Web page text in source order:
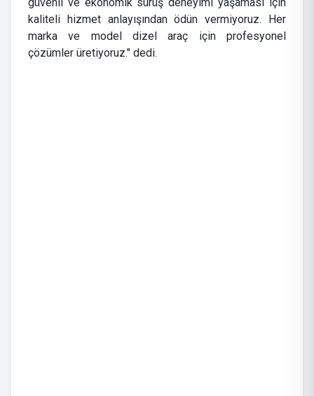
kaliteli hizmet anlayışından ödün vermiyoruz. Her
marka ve model dizel araç için profesyonel
çözümler üretiyoruz." dedi.